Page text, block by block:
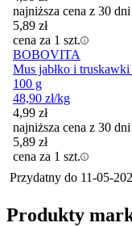
najniższa cena z 30
5,89 zł
cena za 1 szt.
BOBOVITA
Mus jabłko i
100 g
48,90 zł/kg
4,99 zł
najniższa cena z 30
5,89 zł
cena za 1 szt.
Przydatny do 11-05-
Produkty